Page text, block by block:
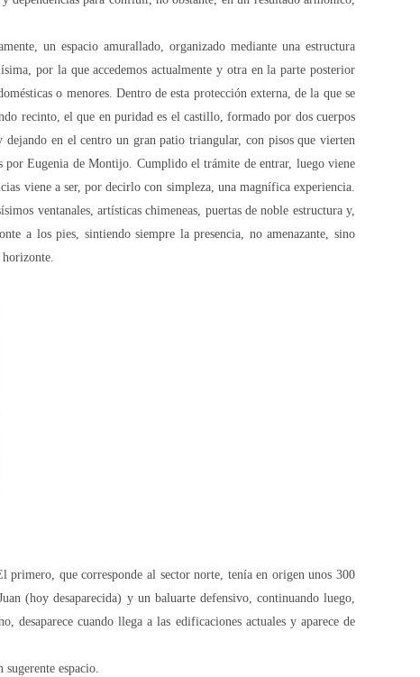
un espacio amurallado, organizado mediante una estructura
por la que accedemos actualmente y otra en la parte posterior
o menores. Dentro de esta protección externa, de la que se
recinto, el que en puridad es el castillo, formado por dos cuerpos
en el centro un gran patio triangular, con pisos que vierten
por Eugenia de Montijo. Cumplido el trámite de entrar, luego viene
viene a ser, por decirlo con simpleza, una magnífica experiencia.
ventanales, artísticas chimeneas, puertas de noble estructura y,
a los pies, sintiendo siempre la presencia, no amenazante, sino
primero, que corresponde al sector norte, tenía en origen unos300
(hoy desaparecida) y un baluarte defensivo, continuando luego,
desaparece cuando llega a las edificaciones actuales y aparece de
espacio.